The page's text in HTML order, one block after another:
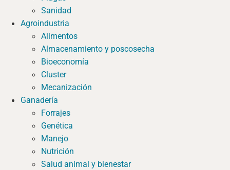
Sanidad
Agroindustria
Alimentos
Almacenamiento y poscosecha
Bioeconomía
Cluster
Mecanización
Ganadería
Forrajes
Genética
Manejo
Nutrición
Salud animal y bienestar